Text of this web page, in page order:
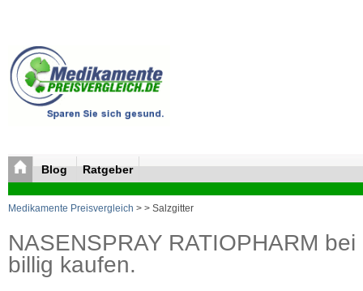
Blog Ratgeber
Medikamente Preisvergleich > > Salzgitter
NASENSPRAY RATIOPHARM
billig kaufen.